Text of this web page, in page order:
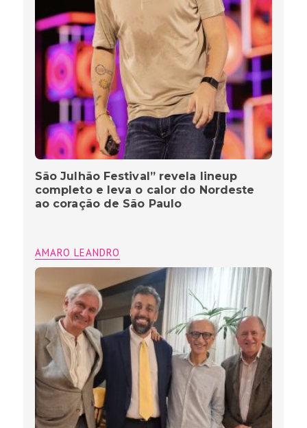
São Julhão Festival” revela lineup
completo e leva o calor do Nordeste
ao coração de São Paulo
AMARO LEANDRO